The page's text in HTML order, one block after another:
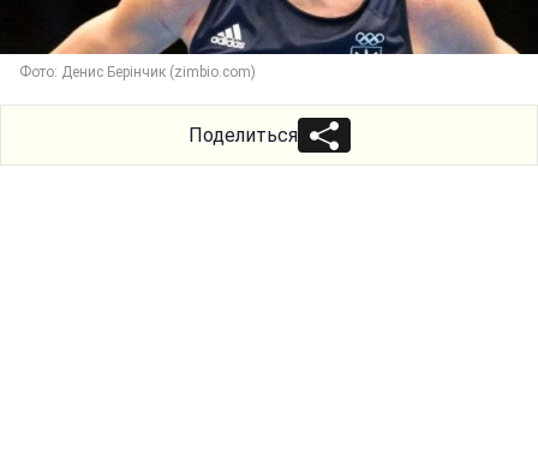
Фото: Денис Берінчик (zimbio.com)
Поделиться